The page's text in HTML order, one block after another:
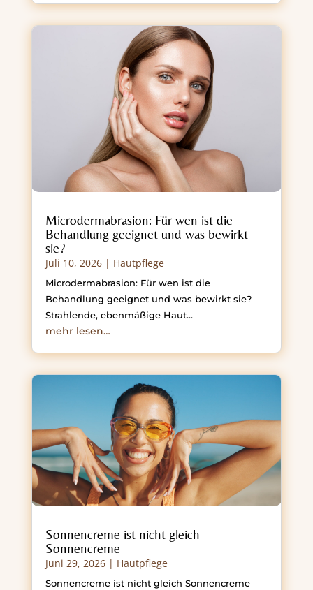
Microdermabrasion: Für wen ist die
Behandlung geeignet und was bewirkt
sie?
Juli 10, 2026| Hautpflege
Microdermabrasion: Für wen ist die
Behandlung geeignet und was bewirkt sie?
Strahlende, ebenmäßige Haut…
mehr lesen…
Sonnencreme ist nicht gleich
Sonnencreme
Juni 29, 2026| Hautpflege
Sonnencreme ist nicht gleich Sonnencreme